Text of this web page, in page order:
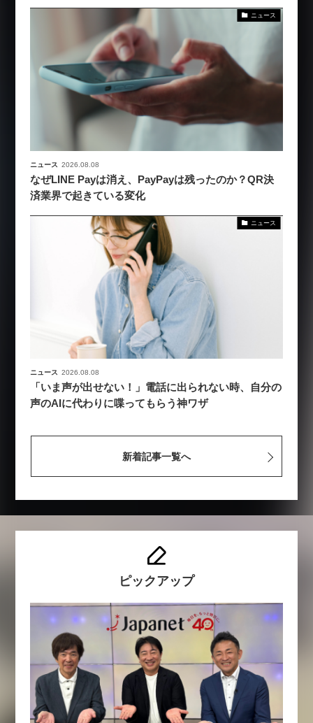
ニュース
ニュース 2026.08.08
なぜLINE Payは消え、PayPayは残ったのか？QR決
済業界で起きている変化
ニュース
ニュース 2026.08.08
「いま声が出せない！」電話に出られない時、自分の
声のAIに代わりに喋ってもらう神ワザ
新着記事一覧へ
ピックアップ